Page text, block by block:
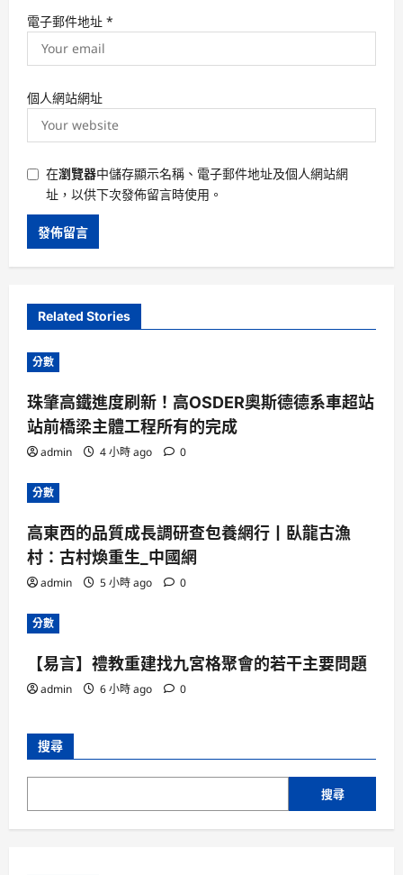
電子郵件地址 *
個人網站網址
在瀏覽器中儲存顯示名稱、電子郵件地址及個人網站網
址，以供下次發佈留言時使用。
Related Stories
分數
珠肇高鐵進度刷新！高OSDER奧斯德德系車超站
站前橋梁主體工程所有的完成
admin 4 小時 ago 0
分數
高東西的品質成長調研查包養網行丨臥龍古漁
村：古村煥重生_中國網
admin 5 小時 ago 0
分數
【易言】禮教重建找九宮格聚會的若干主要問題
admin 6 小時 ago 0
搜尋
搜尋